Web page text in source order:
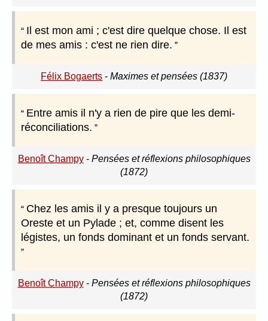
Il est mon ami ; c'est dire quelque chose. Il est
de mes amis : c'est ne rien dire.
Félix Bogaerts - Maximes et pensées (1837)
Entre amis il n'y a rien de pire que les demi-
réconciliations.
Benoît Champy- Pensées et réflexions philosophiques
(1872)
Chez les amis il y a presque toujours un
Oreste et un Pylade ; et, comme disent les
légistes, un fonds dominant et un fonds servant.
Benoît Champy- Pensées et réflexions philosophiques
(1872)